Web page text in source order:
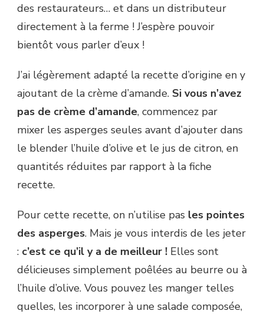
des restaurateurs… et dans un distributeur
directement à la ferme ! J’espère pouvoir
bientôt vous parler d’eux !
J’ai légèrement adapté la recette d’origine en y
ajoutant de la crème d’amande. Si vous n’avez
pas de crème d’amande, commencez par
mixer les asperges seules avant d’ajouter dans
le blender l’huile d’olive et le jus de citron, en
quantités réduites par rapport à la fiche
recette.
Pour cette recette, on n’utilise pas les pointes
des asperges. Mais je vous interdis de les jeter
: c’est ce qu’il y a de meilleur ! Elles sont
délicieuses simplement poêlées au beurre ou à
l’huile d’olive. Vous pouvez les manger telles
quelles, les incorporer à une salade composée,